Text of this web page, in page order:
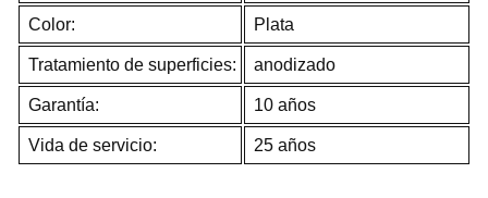
Color: Plata
Tratamiento de superficies: anodizado
Garantía: 10 años
Vida de servicio: 25 años